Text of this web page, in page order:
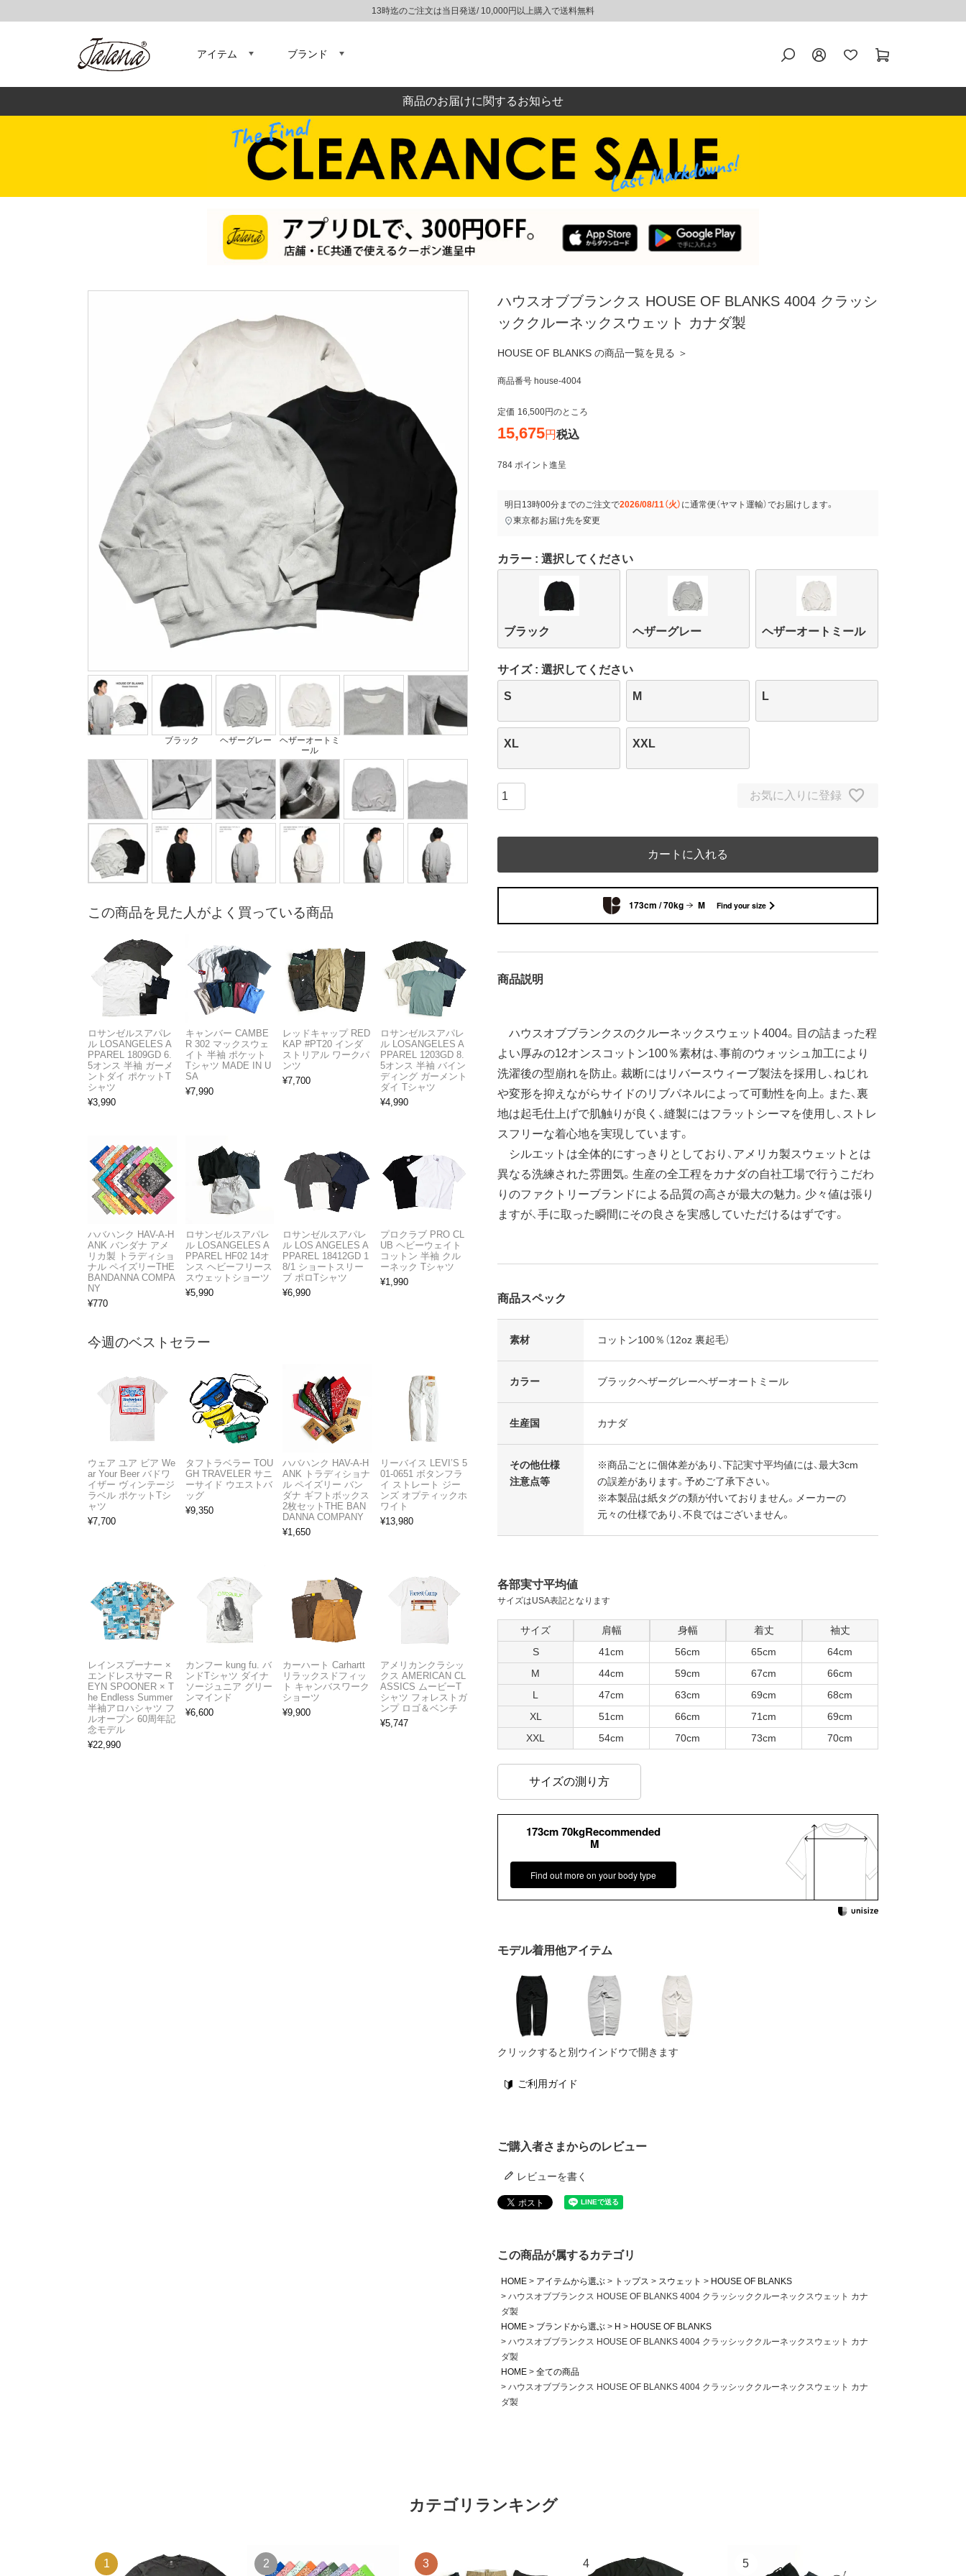
13時迄のご注文は当日発送/ 10,000円以上購入で送料無料
アイテム ブランド
商品のお届けに関するお知らせ
ブラック ヘザーグレー
ヘザーオートミ
ール
ハウスオブブランクス HOUSE OF BLANKS 4004 クラッシ
ッククルーネックスウェット カナダ製
HOUSE OF BLANKS の商品一覧を見る ＞
商品番号 house-4004
定価 16,500 のところ
15,675 税込
784 ポイント進呈
明日 13時00分までのご注文で2026/08/11（火） に通常便（ヤマト運輸）でお届けします。
東京都お届け先を変更
カラー 選択してください
ブラック ヘザーグレー ヘザーオートミール
サイズ 選択してください
S M L
XL XXL
お気に入りに登録
カートに入れる
173cm / 70kg M Find your size
商品説明
ハウスオブブランクスのクルーネックスウェット4004。目の詰まった程
よい厚みの12オンスコットン100％素材は、事前のウォッシュ加工により
洗濯後の型崩れを防止。裁断にはリバースウィーブ製法を採用し、ねじれ
や変形を抑えながらサイドのリブパネルによって可動性を向上。また、裏
地は起毛仕上げで肌触りが良く、縫製にはフラットシーマを使用し、ストレ
スフリーな着心地を実現しています。
シルエットは全体的にすっきりとしており、アメリカ製スウェットとは
異なる洗練された雰囲気。生産の全工程をカナダの自社工場で行うこだわ
りのファクトリーブランドによる品質の高さが最大の魅力。少々値は張り
ますが、手に取った瞬間にその良さを実感していただけるはずです。
商品スペック
素材 コットン100％（12oz 裏起毛）
カラー ブラックヘザーグレーヘザーオートミール
生産国 カナダ
その他仕様
注意点等
※商品ごとに個体差があり、下記実寸平均値には、最大3cm
の誤差があります。予めご了承下さい。
※本製品は紙タグの類が付いておりません。メーカーの
元々の仕様であり、不良ではございません。
各部実寸平均値
サイズはUSA表記となります
サイズ 肩幅 身幅 着丈
袖丈
S
41cm 56cm 65cm
64cm
M
44cm 59cm 67cm
66cm
L
47cm 63cm 69cm
68cm
XL
51cm 66cm 71cm
69cm
XXL
54cm 70cm 73cm 70cm
サイズの測り方
173cm 70kgRecommended
M
Find out more on your body type
モデル着用他アイテム
クリックすると別ウインドウで開きます
ご利用ガイド
ご購入者さまからのレビュー
レビューを書く
この商品が属するカテゴリ
HOME アイテムから選ぶ トップス スウェット
HOUSE OF BLANKS
ハウスオブブランクス HOUSE OF BLANKS 4004 クラッシッククルーネックスウェット カナ
ダ製
HOME
ブランドから選ぶ H
HOUSE OF BLANKS
ハウスオブブランクス HOUSE OF BLANKS 4004 クラッシッククルーネックスウェット カナ
ダ製
HOME
全ての商品
ハウスオブブランクス HOUSE OF BLANKS 4004 クラッシッククルーネックスウェット カナ
ダ製
この商品を見た人がよく買っている商品
ロサンゼルスアパレ
ル LOSANGELES A
PPAREL 1809GD 6.
5オンス 半袖 ガーメ
ントダイ ポケットT
シャツ
¥3,990
キャンバー CAMBE
R 302 マックスウェ
イト 半袖 ポケット
Tシャツ MADE IN U
SA
¥7,990
レッドキャップ RED
KAP #PT20 インダ
ストリアル ワークパ
ンツ
¥7,700
ロサンゼルスアパレ
ル LOSANGELES A
PPAREL 1203GD 8.
5オンス 半袖 バイン
ディング ガーメント
ダイ Tシャツ
¥4,990
ハバハンク HAV-A-H
ANK バンダナ アメ
リカ製 トラディショ
ナル ペイズリーTHE
BANDANNA COMPA
NY
¥770
ロサンゼルスアパレ
ル LOSANGELES A
PPAREL HF02 14オ
ンス ヘビーフリース
スウェットショーツ
¥5,990
ロサンゼルスアパレ
ル LOS ANGELES A
PPAREL 18412GD 1
8/1 ショートスリー
ブ ポロTシャツ
¥6,990
プロクラブ PRO CL
UB ヘビーウェイト
コットン 半袖 クル
ーネック Tシャツ
¥1,990
今週のベストセラー
ウェア ユア ビア We
ar Your Beer バドワ
イザー ヴィンテージ
ラベル ポケットTシ
ャツ
¥7,700
タフトラベラー TOU
GH TRAVELER サニ
ーサイド ウエストバ
ッグ
¥9,350
ハバハンク HAV-A-H
ANK トラディショナ
ル ペイズリー バン
ダナ ギフトボックス
2枚セットTHE BAN
DANNA COMPANY
¥1,650
リーバイス LEVI’S 5
01-0651 ボタンフラ
イ ストレート ジー
ンズ オプティックホ
ワイト
¥13,980
レインスプーナー ×
エンドレスサマー R
EYN SPOONER × T
he Endless Summer
半袖アロハシャツ フ
ルオープン 60周年記
念モデル
¥22,990
カンフー kung fu. バ
ンドTシャツ ダイナ
ソージュニア グリー
ンマインド
¥6,600
カーハート Carhartt
リラックスドフィッ
ト キャンバスワーク
ショーツ
¥9,900
アメリカンクラシッ
クス AMERICAN CL
ASSICS ムービーT
シャツ フォレストガ
ンプ ロゴ＆ベンチ
¥5,747
カテゴリランキング